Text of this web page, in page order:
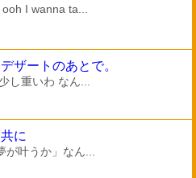
I wanna ta...
ザートのあとで。
し重いわ なん...
に
叶うか」なん...